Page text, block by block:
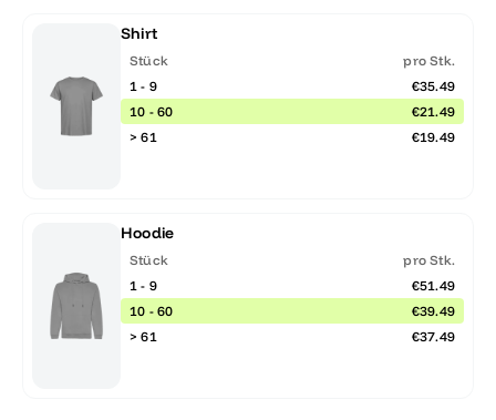
Shirt
Stück
pro Stk.
1 - 9
€35.49
10 - 60
€21.49
> 61
€19.49
Hoodie
Stück
pro Stk.
1 - 9
€51.49
10 - 60
€39.49
> 61
€37.49